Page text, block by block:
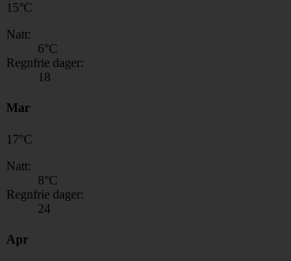
15°C
Natt:
6°C
Regnfrie dager:
18
Mar
17°C
Natt:
8°C
Regnfrie dager:
24
Apr